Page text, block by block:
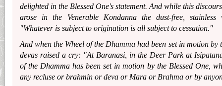
delighted in the Blessed One's statement. And while this
arose in the Venerable Kondanna the dust-free,
"Whatever is subject to origination is all subject to cessation."
And when the Wheel of the Dhamma had been set in motion by
devas raised a cry: "At Baranasi, in the Deer Park at
of the Dhamma has been set in motion by the Blessed One,
any recluse or brahmin or deva or Mara or Brahma or by